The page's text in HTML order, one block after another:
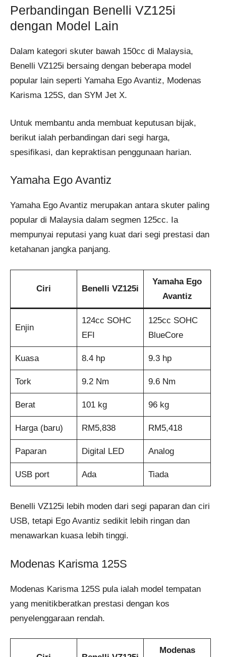
Perbandingan Benelli VZ125i
dengan Model Lain
Dalam kategori skuter bawah 150cc di Malaysia,
Benelli VZ125i bersaing dengan beberapa model
popular lain seperti Yamaha Ego Avantiz, Modenas
Karisma 125S, dan SYM Jet X.
Untuk membantu anda membuat keputusan bijak,
berikut ialah perbandingan dari segi harga,
spesifikasi, dan kepraktisan penggunaan harian.
Yamaha Ego Avantiz
Yamaha Ego Avantiz merupakan antara skuter paling
popular di Malaysia dalam segmen 125cc. Ia
mempunyai reputasi yang kuat dari segi prestasi dan
ketahanan jangka panjang.
Ciri Benelli VZ125i
Yamaha Ego
Avantiz
Enjin
124cc SOHC
EFI
125cc SOHC
BlueCore
Kuasa 8.4 hp 9.3 hp
Tork 9.2 Nm 9.6 Nm
Berat 101 kg 96 kg
Harga (baru) RM5,838 RM5,418
Paparan Digital LED Analog
USB port Ada Tiada
Benelli VZ125i lebih moden dari segi paparan dan ciri
USB, tetapi Ego Avantiz sedikit lebih ringan dan
menawarkan kuasa lebih tinggi.
Modenas Karisma 125S
Modenas Karisma 125S pula ialah model tempatan
yang menitikberatkan prestasi dengan kos
penyelenggaraan rendah.
Modenas